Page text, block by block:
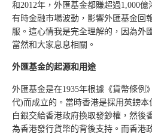
和2012年，外匯基金都賺超過1,000
有時金融市場波動，影響外匯基金回
服。這心情我是完全理解的，因為外
當然和大家息息相關。
外匯基金的起源和用途
外匯基金是在1935年根據《貨幣條例
代)而成立的。當時香港是採用英鎊
白銀交給香港政府換取發鈔權，然後
為香港發行貨幣的背後支持。而香港